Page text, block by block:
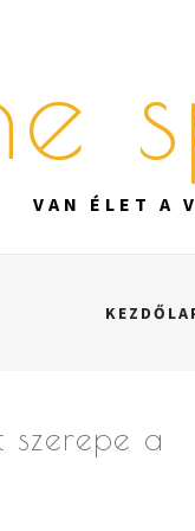
VAN ÉLET A
szerepe a